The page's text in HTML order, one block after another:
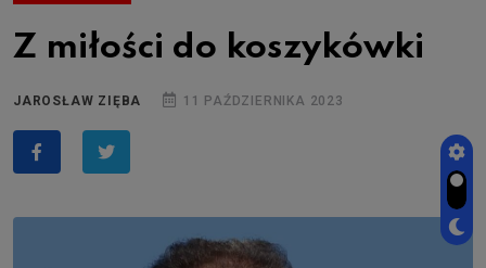
Z miłości do koszykówki
JAROSŁAW ZIĘBA 11 PAŹDZIERNIKA 2023